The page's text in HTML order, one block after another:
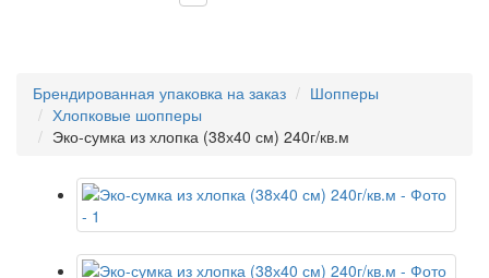
Брендированная упаковка на заказ
Шопперы
Хлопковые шопперы
Эко-сумка из хлопка (38х40 см) 240г/кв.м